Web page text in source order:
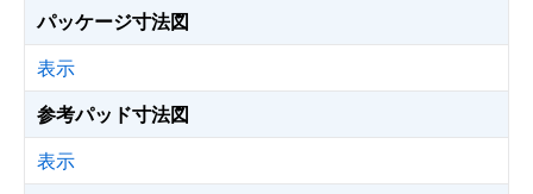
パッケージ寸法図
表示
参考パッド寸法図
表示